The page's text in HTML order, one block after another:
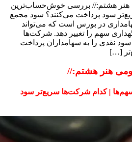
هنر هشتم:// بررسی خوش‌حساب‌ترین
سود پرداخت می‌کنند؟ سود مجمع
در بورس است که می‌تواند
سهم را تغییر دهد. شرکت‌ها
سود نقدی را به سهامداران پرداخت
[…]
هنر هشتم://
| کدام شرکت‌ها سریع‌تر سود